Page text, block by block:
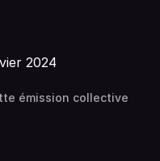
2024
émission collective